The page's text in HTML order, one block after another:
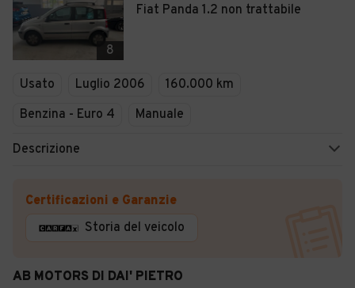
8
Fiat Panda 1.2 non trattabile
Usato Luglio 2006
160.000 km
Benzina - Euro 4
Manuale
Descrizione
Certificazioni e Garanzie
Storia del veicolo
AB MOTORS DI DAI' PIETRO